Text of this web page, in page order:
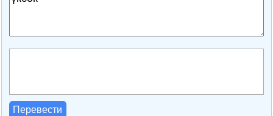
Перевести